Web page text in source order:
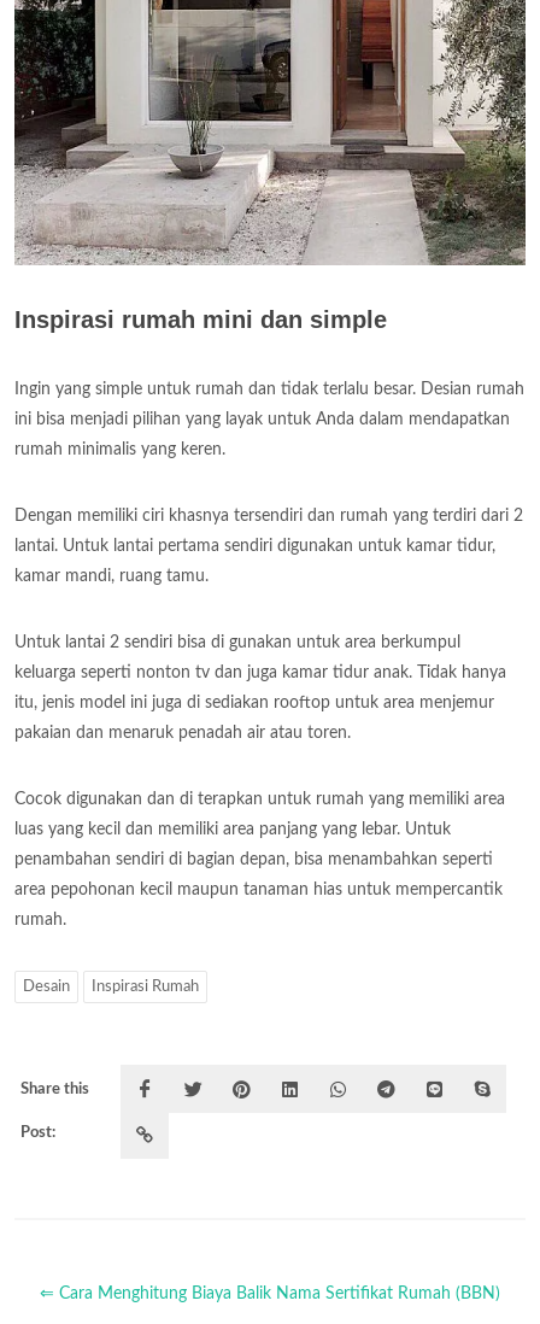
Inspirasi rumah mini dan simple
Ingin yang simple untuk rumah dan tidak terlalu besar. Desian rumah
ini bisa menjadi pilihan yang layak untuk Anda dalam mendapatkan
rumah minimalis yang keren.
Dengan memiliki ciri khasnya tersendiri dan rumah yang terdiri dari 2
lantai. Untuk lantai pertama sendiri digunakan untuk kamar tidur,
kamar mandi, ruang tamu.
Untuk lantai 2 sendiri bisa di gunakan untuk area berkumpul
keluarga seperti nonton tv dan juga kamar tidur anak. Tidak hanya
itu, jenis model ini juga di sediakan rooftop untuk area menjemur
pakaian dan menaruk penadah air atau toren.
Cocok digunakan dan di terapkan untuk rumah yang memiliki area
luas yang kecil dan memiliki area panjang yang lebar. Untuk
penambahan sendiri di bagian depan, bisa menambahkan seperti
area pepohonan kecil maupun tanaman hias untuk mempercantik
rumah.
Desain Inspirasi Rumah
Share this
Post:
⇐ Cara Menghitung Biaya Balik Nama Sertifikat Rumah (BBN)